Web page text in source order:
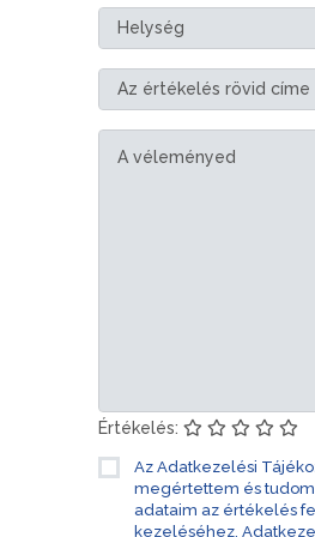
Értékelés:
Az Adatkezelési
megértettem és
adataim az értékelés
kezeléséhez.